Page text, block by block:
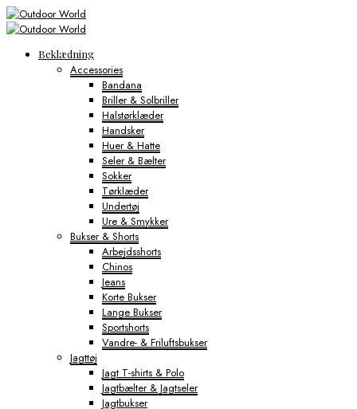
Beklædning
Accessories
Bandana
Briller & Solbriller
Halstørklæder
Handsker
Huer & Hatte
Seler & Bælter
Sokker
Tørklæder
Undertøj
Ure & Smykker
Bukser & Shorts
Arbejdsshorts
Chinos
Jeans
Korte Bukser
Lange Bukser
Sportshorts
Vandre- & Friluftsbukser
Jagttøj
Jagt T-shirts & Polo
Jagtbælter & Jagtseler
Jagtbukser